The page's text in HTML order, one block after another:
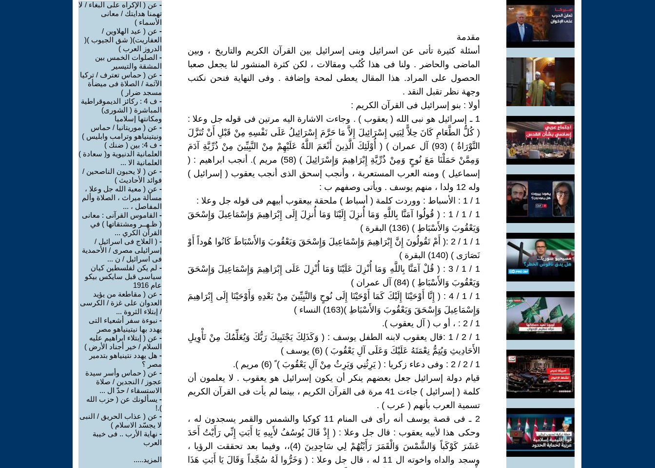
مقدمة
أسئلة كثيرة تأتى عن اسرائيل وبنى إسرائيل بين القرآن الكريم والتاريخ ، وبين
الماضى والحاضر . ولنا فى هذا كُتُب ومقالات ، لكن كثرة المنشور لنا يجعل صعبا
الحصول على المراد. هذا المقال يعطى لمحة وإضافة . وفى النهاية فنحن نكتب
وجهة نظر تقبل النقد .
أولا : بنو إسرائيل فى القرآن الكريم :
1 ـ إسرائيل هو نبى الله ( يعقوب ) . وجاءت الاشارة اليه مرتين فى قوله جل وعلا :
( كُلُّ الطَّعَامِ كَانَ حِلاًّ لِبَنِي إِسْرَائِيلَ إِلاَّ مَا حَرَّمَ إِسْرَائِيلُ عَلَى نَفْسِهِ مِنْ قَبْلِ أَنْ تُنَزَّلَ
التَّوْرَاةُ ) (93) آل عمران ) ( أُوْلَئِكَ الَّذِينَ أَنْعَمَ اللَّهُ عَلَيْهِمْ مِنْ النَّبِيِّينَ مِنْ ذُرِّيَّةِ آدَمَ
وَمِمَّنْ حَمَلْنَا مَعَ نُوحٍ وَمِنْ ذُرِّيَّةِ إِبْرَاهِيمَ وَإِسْرَائِيلَ ) (58) مريم ). أنجب ابراهيم : (
إسماعيل ) ومنه العرب المستعربة ، وأنجب إسحق الذى أنجب يعقوب ( إسرائيل )
وله 12 ولدا ، منهم يوسف . ويأتى وصفهم ب :
1 / 1 : الأسباط : ووردت كلمة ( أسباط ) ملحقة بيعقوب أبيهم فى قوله جل وعلا :
1 / 1 / 1 : ( قُولُوا آمَنَّا بِاللَّهِ وَمَا أُنزِلَ إِلَيْنَا وَمَا أُنزِلَ إِلَى إِبْرَاهِيمَ وَإِسْمَاعِيلَ وَإِسْحَقَ
وَيَعْقُوبَ وَالأَسْبَاطِ ) (136) البقرة )
1 / 1 / 2 :( أَمْ تَقُولُونَ إِنَّ إِبْرَاهِيمَ وَإِسْمَاعِيلَ وَإِسْحَقَ وَيَعْقُوبَ وَالأَسْبَاطَ كَانُوا هُوداً أَوْ
نَصَارَى ) (140) البقرة )
1 / 1 / 3 : ( قُلْ آمَنَّا بِاللَّهِ وَمَا أُنْزِلَ عَلَيْنَا وَمَا أُنْزِلَ عَلَى إِبْرَاهِيمَ وَإِسْمَاعِيلَ وَإِسْحَقَ
وَيَعْقُوبَ وَالأَسْبَاطِ ) (84) آل عمران )
1 / 1 / 4 : ( إِنَّا أَوْحَيْنَا إِلَيْكَ كَمَا أَوْحَيْنَا إِلَى نُوحٍ وَالنَّبِيِّينَ مِنْ بَعْدِهِ وَأَوْحَيْنَا إِلَى إِبْرَاهِيمَ
وَإِسْمَاعِيلَ وَإِسْحَقَ وَيَعْقُوبَ وَالأَسْبَاطِ )(163) النساء )
1 / 2 : ، أو ب ( آل يعقوب ).
1 / 2 / 1 :قال يعقوب لابنه الطفل يوسف : ( وَكَذَلِكَ يَجْتَبِيكَ رَبُّكَ وَيُعَلِّمُكَ مِنْ تَأْوِيلِ
الأَحَادِيثِ وَيُتِمُّ نِعْمَتَهُ عَلَيْكَ وَعَلَى آلِ يَعْقُوبَ ) (6) يوسف )
1 / 2 / 2 : وفى دعاء زكريا : ( يَرِثُنِي وَيَرِثُ مِنْ آلِ يَعْقُوبَ ) ً (6) مريم ).
قيام دولة إسرائيل جعل بعضهم ينكر أن يكون إسرائيل هو يعقوب . لا يعلمون أن
كلمة ( إسرائيل ) جاءت 41 مرة فى القرآن الكريم ، بينما لم يأت فى القرآن الكريم
تسمية العرب بأنهم ( عرب ) .
2 ـ فى قصة يوسف أنه رأى فى المنام 11 كوكبا والشمس والقمر يسجدون له ،
وحكى هذا لأبيه يعقوب : قال جل وعلا : ( إِذْ قَالَ يُوسُفُ لأَبِيهِ يَا أَبَتِ إِنِّي رَأَيْتُ أَحَدَ
عَشَرَ كَوْكَباً وَالشَّمْسَ وَالْقَمَرَ رَأَيْتُهُمْ لِي سَاجِدِينَ (4)،، وفيما بعد تحققت الرؤيا ،
وسجد والداه واخوته ال 11 له ، قال جل وعلا : ( وَخَرُّوا لَهُ سُجَّداً وَقَالَ يَا أَبَتِ هَذَا
- عن ( الإكراه على البغاء / لا
تهمنا هدايتك / معانى
الأسماء )
- عن ( عيد الهلاوين /
العفاريت)( شق الجيوب )(
الدروز العرب )
- الصلوات الخمس بين
المشقة والتيسير
- عن ( حماس تعترف / تركيا
الآثمة / الصلاة فى ميضأة
مسجد ضرار )
-
ف 4 : ركائز الديموقراطية
المباشرة ( الشورى)
ومكانتها إسلاميا
- عن ( موريتانيا / حماس
ونيتينياهو وترامب وابليس )
-
ف 4: بين ( ضنك )
العلمانية الدنيوية و( سعادة )
العلمانية الا ...
- عن ( لا يحبون الناصحين /
فوائد الأحاديث )
- عن ( معية الله جل وعلا ،
مسألة ميراث ، الصلاة وألم
المفاصل ، ...
- القاموس القرآنى : معانى
( ظـهــر ومشتقاتها ) في
القرآن الكري ...
- ( العلاج فى اسرائيل /
إسرائيلى مصرى / الأحمدية
فى اسرائيل / ن ...
- لم يكن لفلسطين كيان
سياسى قبل سايكس بيكو
عام 1916
- عن ( مقاطعة من يؤيد
العدوان على غزة / الكرسى
/ إبتلاء الثروة ...
- نبوءة سفر أشعياء التى
يهدد بها نيتينياهو مصر
- عن ( إبتلاء ابراهيم عليه
السلام / خير أجناد الأرض )
- هل يهدد نتينياهو بتدمير
مصر ؟
- عن ( حماس وأسر سيدة
عجوز / النجدين / صلاة
الاستسقاء / حدّ ال ...
- يسألونك عن ( حزب الله
).!
- عن ( عذاب الحريق / النبى
لا يجسّد الاسلام )
- نهاية الأرب .. فى خيبة
العرب
المزيد.....